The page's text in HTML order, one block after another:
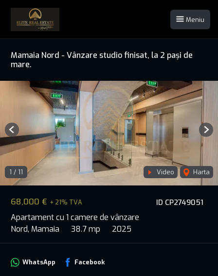
Meniu
Mamaia Nord - Vânzare studio finisat, la 2 pași de
mare.
ID CP2749051
68,000 € + 21% TVA
Apartament cu 1 camere de vânzare
Nord, Mamaia
38.7 mp 2025
1 / 11 Video Harta
Previous
WhatsApp Facebook